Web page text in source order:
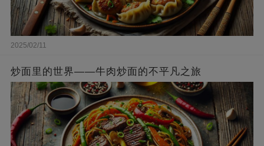
2025/02/11
炒面里的世界——牛肉炒面的不平凡之旅